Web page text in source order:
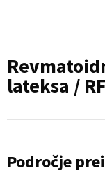
lateksa /
Področje